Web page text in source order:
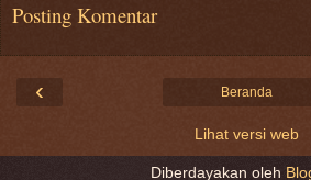
Posting Komentar
‹ Beranda
Lihat versi web
Diberdayakan oleh